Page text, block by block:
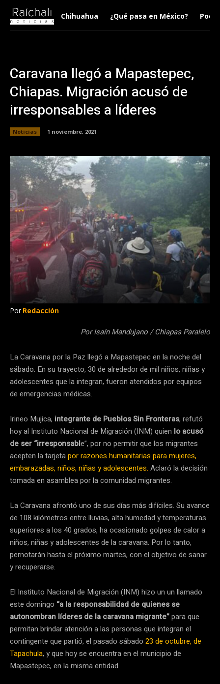
Chihuahua ¿Qué pasa en México?
Caravana llegó a Mapastepec,
Chiapas. Migración acusó de
irresponsables a líderes
Noticias 1 noviembre, 2021
Por Redacción
Por Isaín Mandujano / Chiapas Paralelo
La Caravana por la Paz llegó a Mapastepec en la noche del
sábado. En su trayecto, 30 de alrededor de mil niños, niñas y
adolescentes que la integran, fueron atendidos por equipos
de emergencias médicas.
Irineo Mujica, integrante de Pueblos Sin Fronteras, refutó
hoy al Instituto Nacional de Migración (INM) quien lo acusó
de ser “irresponsable”, por no permitir que los migrantes
acepten la tarjetapor razones humanitarias para mujeres,
embarazadas, niños, niñas y adolescentes. Aclaró la decisión
tomada en asamblea por la comunidad migrantes.
La Caravana afrontó uno de sus días más difíciles. Su avance
de 108 kilómetros entre lluvias, alta humedad y temperaturas
superiores a los 40 grados, ha ocasionado golpes de calor a
niños, niñas y adolescentes de la caravana. Por lo tanto,
pernotarán hasta el próximo martes, con el objetivo de sanar
y recuperarse.
El Instituto Nacional de Migración (INM) hizo un un llamado
este domingo “a la responsabilidad de quienes se
autonombran líderes de la caravana migrante”para que
permitan brindar atención a las personas que integran el
contingente que partió, el pasado sábado 23 de octubre, de
Tapachula, y que hoy se encuentra en el municipio de
Mapastepec, en la misma entidad.